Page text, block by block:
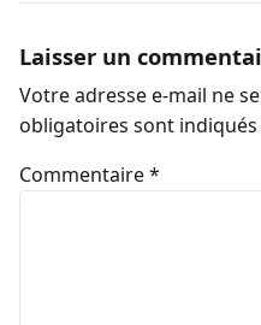
Laisser un
Votre adresse e-mail ne
obligatoires sont indiqués
Commentaire*